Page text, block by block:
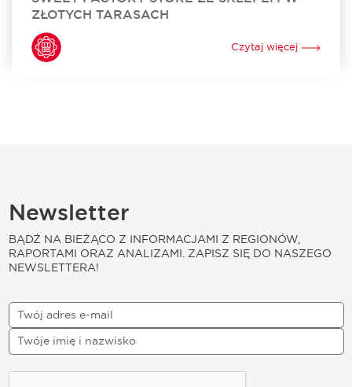
ZŁOTYCH TARASACH
Sweet Factory Store otworzył swój sklep w Złotych
Tarasach. To już 24. w Polsce i 3. w Warszawie stacjonarny
punkt sprzedaży tej niezwykle popularnej marki oferującej
Czytaj więcej
Newsletter
BĄDŹ NA BIEŻĄCO Z INFORMACJAMI Z REGIONÓW,
RAPORTAMI ORAZ ANALIZAMI. ZAPISZ SIĘ DO NASZEGO
NEWSLETTERA!